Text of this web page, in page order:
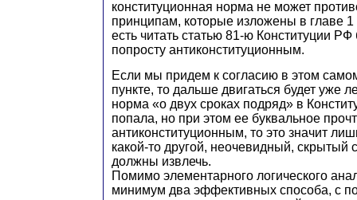
конституционная норма не может
принципам, которые изложены в главе
есть читать статью 81-ю Конституции
попросту антиконституционным.
Если мы придем к согласию в этом
пункте, то дальше двигаться будет уже
норма «о двух сроках подряд» в
попала, но при этом ее буквальное
антиконституционным, то это значит
какой-то другой, неочевидный,
должны извлечь.
Помимо элементарного логического
минимум два эффективных способа, с